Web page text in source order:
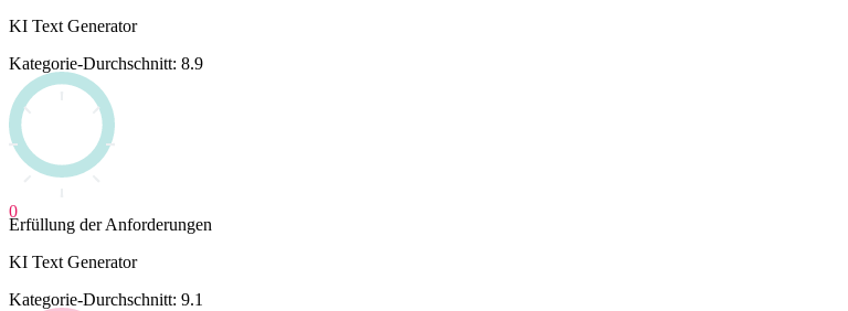
KI Text Generator
Kategorie-Durchschnitt: 8.9
0
Erfüllung der Anforderungen
KI Text Generator
Kategorie-Durchschnitt: 9.1